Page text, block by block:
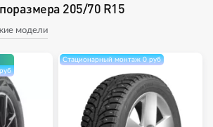
205/70 R15
модели
Стационарный монтаж 0 руб